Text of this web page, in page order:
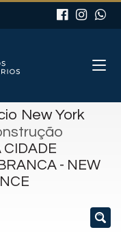
New York
CIDADE
- NEW